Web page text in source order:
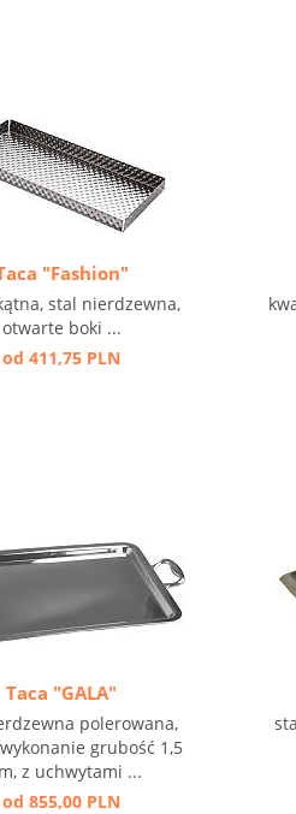
"Fashion"
stal nierdzewna,
otwarte boki ...
od 411,75 PLN
Taca "GALA"
polerowana,
grubość 1,5
z uchwytami ...
od 855,00 PLN